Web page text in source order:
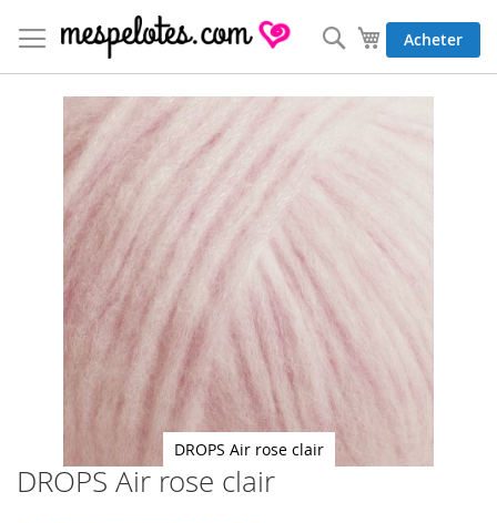
au
contenu
Mon panier
Acheter
Rechercher
DROPS Air rose clair
images
gallery
DROPS Air rose clair
Skip
to